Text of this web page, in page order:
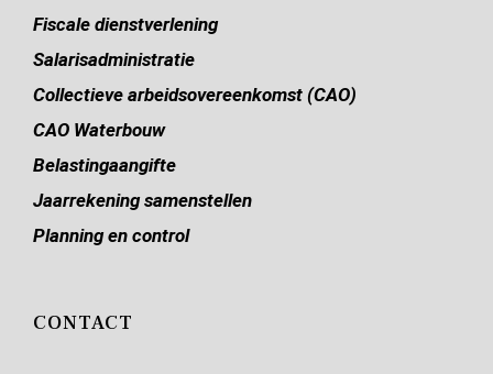
Fiscale dienstverlening
Salarisadministratie
Collectieve arbeidsovereenkomst (CAO)
CAO Waterbouw
Belastingaangifte
Jaarrekening samenstellen
Planning en control
CONTACT